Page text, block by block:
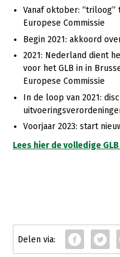
Vanaf oktober: “triloog”
Europese Commissie
Begin 2021: akkoord
2021: Nederland dient
voor het GLB in in
Europese Commissie
In de loop van 2021:
Voorjaar 2023: start
Lees hier de volledige